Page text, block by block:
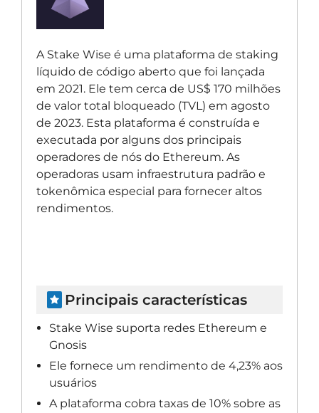
A Stake Wise é uma plataforma de staking
líquido de código aberto que foi lançada
em 2021. Ele tem cerca de US$ 170 milhões
de valor total bloqueado (TVL) em agosto
de 2023. Esta plataforma é construída e
executada por alguns dos principais
operadores de nós do Ethereum. As
operadoras usam infraestrutura padrão e
tokenômica especial para fornecer altos
rendimentos.
Principais características
Stake Wise suporta redes Ethereum e
Gnosis
Ele fornece um rendimento de 4,23% aos
usuários
A plataforma cobra taxas de 10% sobre as